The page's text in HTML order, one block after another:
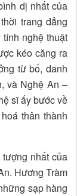
dị nhất của
trang đẳng
tính nghệ thuật
kéo căng ra
từ bố, danh
và Nghệ An –
sĩ ấy bước về
thân thành
nhất của
Hương Tràm
sạp hàng